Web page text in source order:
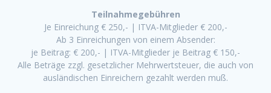
Teilnahmegebühren
Je Einreichung € 250,- | ITVA-Mitglieder € 200,-
Ab 3 Einreichungen von einem Absender:
je Beitrag: € 200,- | ITVA-Mitglieder je Beitrag € 150,-
Alle Beträge zzgl. gesetzlicher Mehrwertsteuer, die auch von
ausländischen Einreichern gezahlt werden muß.